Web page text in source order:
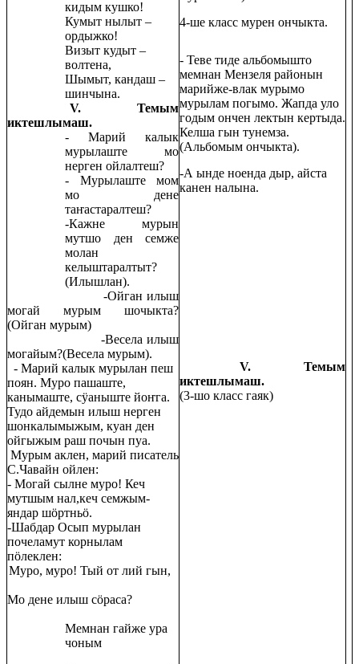
кидым кушко!
Кумыт нылыт –
ордыжко!
Визыт кудыт –
волтена,
Шымыт, кандаш –
шинчына.
V. Темым
иктешлымаш.
- Марий калык
мурылаште мо
нерген ойлалтеш?
- Мурылаште мом
мо дене
таҥастаралтеш?
-Кажне мурын
мутшо ден семже
молан
келыштаралтыт?
(Илышлан).
-Ойган илыш
могай мурым шочыкта?
(Ойган мурым)
-Весела илыш
могайым?(Весела мурым).
- Марий калык мурылан пеш
поян. Муро пашаште,
канымаште, сӱаныште йоҥга.
Тудо айдемын илыш нерген
шонкалымыжым, куан ден
ойгыжым раш почын пуа.
Мурым аклен, марий писатель
С.Чавайн ойлен:
- Могай сылне муро! Кеч
мутшым нал,кеч семжым-
яндар шӧртньӧ.
-Шабдар Осып мурылан
почеламут корнылам
пӧлеклен:
Муро, муро! Тый от лий гын,
Мо дене илыш сӧраса?
Мемнан гайже ура
чоным
4-ше класс мурен ончыкта.
- Теве тиде альбомышто
мемнан Мензеля районын
марийже-влак мурымо
мурылам погымо. Жапда уло
годым ончен лектын кертыда.
Келша гын тунемза.
(Альбомым ончыкта).
-А ынде ноенда дыр, айста
канен налына.
V. Темым
иктешлымаш.
(3-шо класс гаяк)